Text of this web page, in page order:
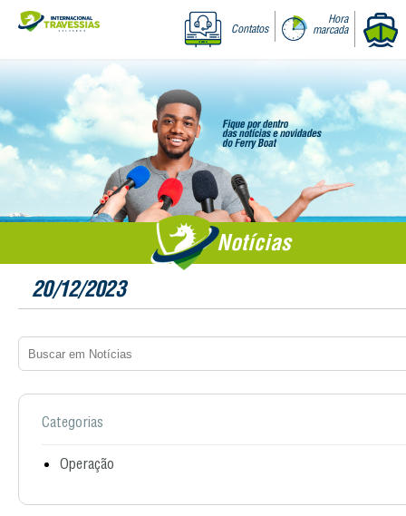
Contatos
Hora
marcada
Notícias
20/12/2023
Categorias
Operação